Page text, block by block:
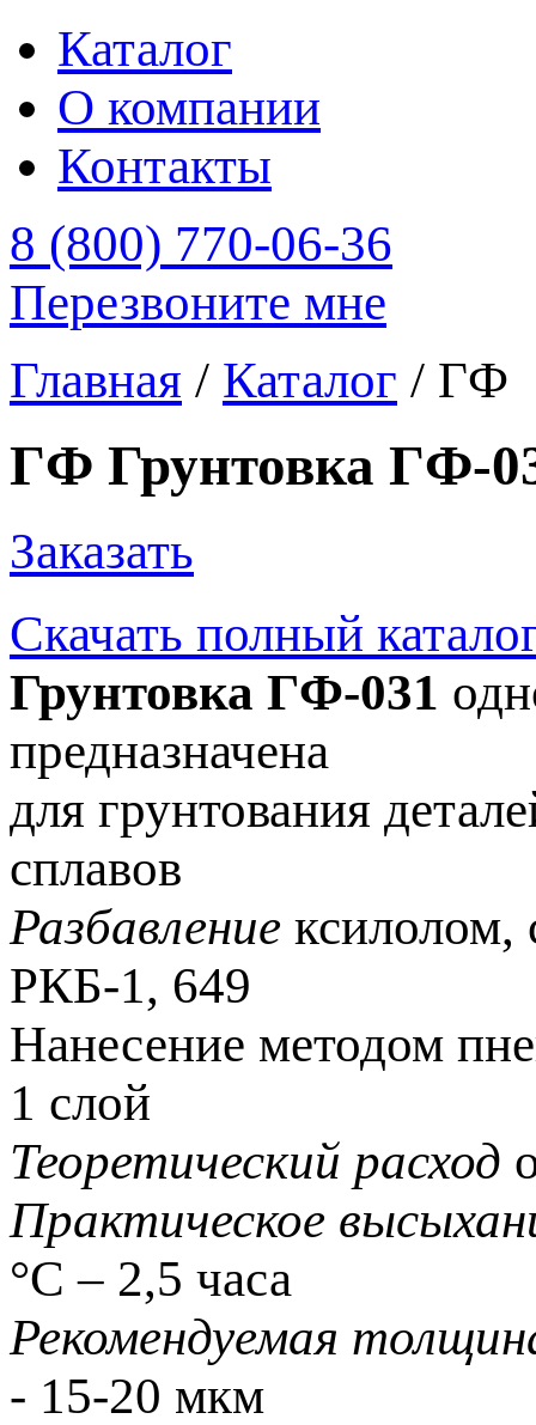
Каталог
О компании
Контакты
8 (800) 770-06-36
Перезвоните мне
Главная / Каталог / ГФ
ГФ Грунтовка ГФ-
Заказать
Скачать полный
Грунтовка ГФ-031
предназначена
для грунтования
сплавов
Разбавление ксилолом,
РКБ-1, 649
Нанесение методом
1 слой
Теоретический расход
Практическое
°С – 2,5 часа
Рекомендуемая
- 15-20 мкм